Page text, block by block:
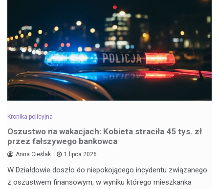
Kronika policyjna
Oszustwo na wakacjach: Kobieta straciła 45 tys. zł
przez fałszywego bankowca
Anna Cieślak 1 lipca 2026
W Działdowie doszło do niepokojącego incydentu związanego
z oszustwem finansowym, w wyniku którego mieszkanka